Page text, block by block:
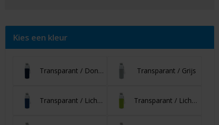
Kies een kleur
Transparant / Donkerblauw Transparant / Grijs
Transparant / Lichtblauw Transparant / Lichtgroen